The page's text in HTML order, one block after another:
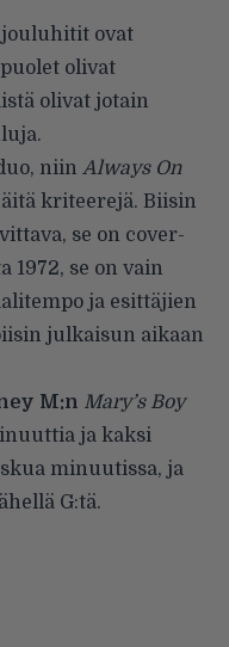
ovat
olivat
olivat jotain
niin Always On
kriteerejä. Biisin
se on cover-
1972, se on vain
ja esittäjien
julkaisun aikaan
M:n Mary’s Boy
ja kaksi
minuutissa, ja
G:tä.